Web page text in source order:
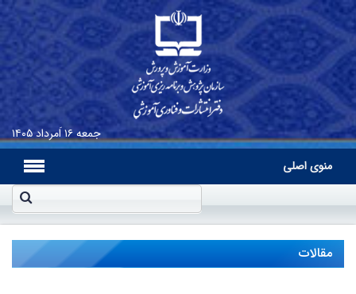
جمعه۱۶ اَمرداد ۱۴۰۵
منوی اصلی
مقالات